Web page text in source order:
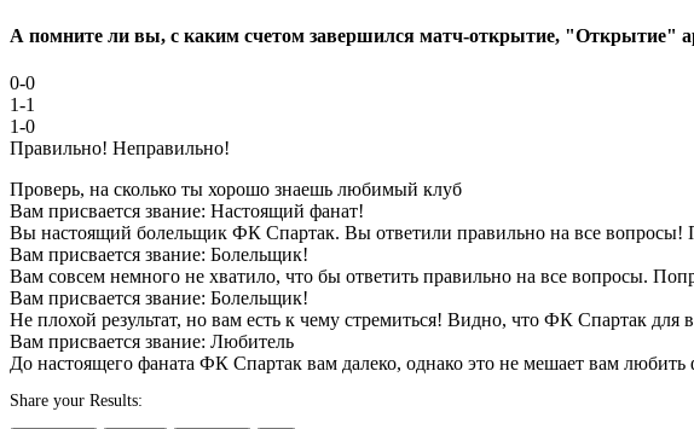
А помните ли вы, с каким счетом завершился матч-открытие, "Открытие"
0-0
1-1
1-0
Правильно! Неправильно!
Проверь, на сколько ты хорошо знаешь любимый клуб
Вам присвается звание: Настоящий фанат!
Вы настоящий болельщик ФК Спартак. Вы ответили правильно на все вопросы!
Вам присвается звание: Болельщик!
Вам совсем немного не хватило, что бы ответить правильно на все вопросы.
Вам присвается звание: Болельщик!
Не плохой результат, но вам есть к чему стремиться! Видно, что ФК Спартак для
Вам присвается звание: Любитель
До настоящего фаната ФК Спартак вам далеко, однако это не мешает вам
Share your Results: